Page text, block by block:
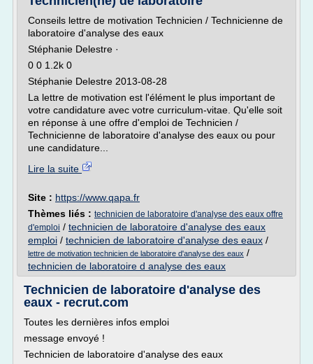
Conseils lettre de motivation Technicien / Technicienne de
laboratoire d'analyse des eaux
Stéphanie Delestre ·
0 0 1.2k 0
Stéphanie Delestre 2013-08-28
La lettre de motivation est l'élément le plus important de
votre candidature avec votre curriculum-vitae. Qu'elle soit
en réponse à une offre d'emploi de Technicien /
Technicienne de laboratoire d'analyse des eaux ou pour
une candidature...
Lire la suite
Site : https://www.qapa.fr
Thèmes liés : technicien de laboratoire d'analyse des eaux offre
d'emploi / technicien de laboratoire d'analyse des eaux
emploi / technicien de laboratoire d'analyse des eaux /
lettre de motivation technicien de laboratoire d'analyse des eaux /
technicien de laboratoire d analyse des eaux
Technicien de laboratoire d'analyse des
eaux - recrut.com
Toutes les dernières infos emploi
message envoyé !
Technicien de laboratoire d'analyse des eaux